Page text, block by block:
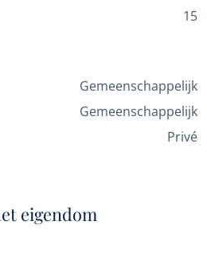
15
Gemeenschappelijk
Gemeenschappelijk
Privé
eigendom